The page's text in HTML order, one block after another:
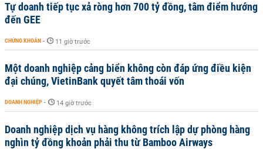
Tự doanh tiếp tục xả ròng hơn 700 tỷ đồng, tâm điểm hướng
đến GEE
CHỨNG KHOÁN - 11 giờ trước
Một doanh nghiệp cảng biển không còn đáp ứng điều kiện
đại chúng, VietinBank quyết tâm thoái vốn
DOANH NGHIỆP - 14 giờ trước
Doanh nghiệp dịch vụ hàng không trích lập dự phòng hàng
nghìn tỷ đồng khoản phải thu từ Bamboo Airways